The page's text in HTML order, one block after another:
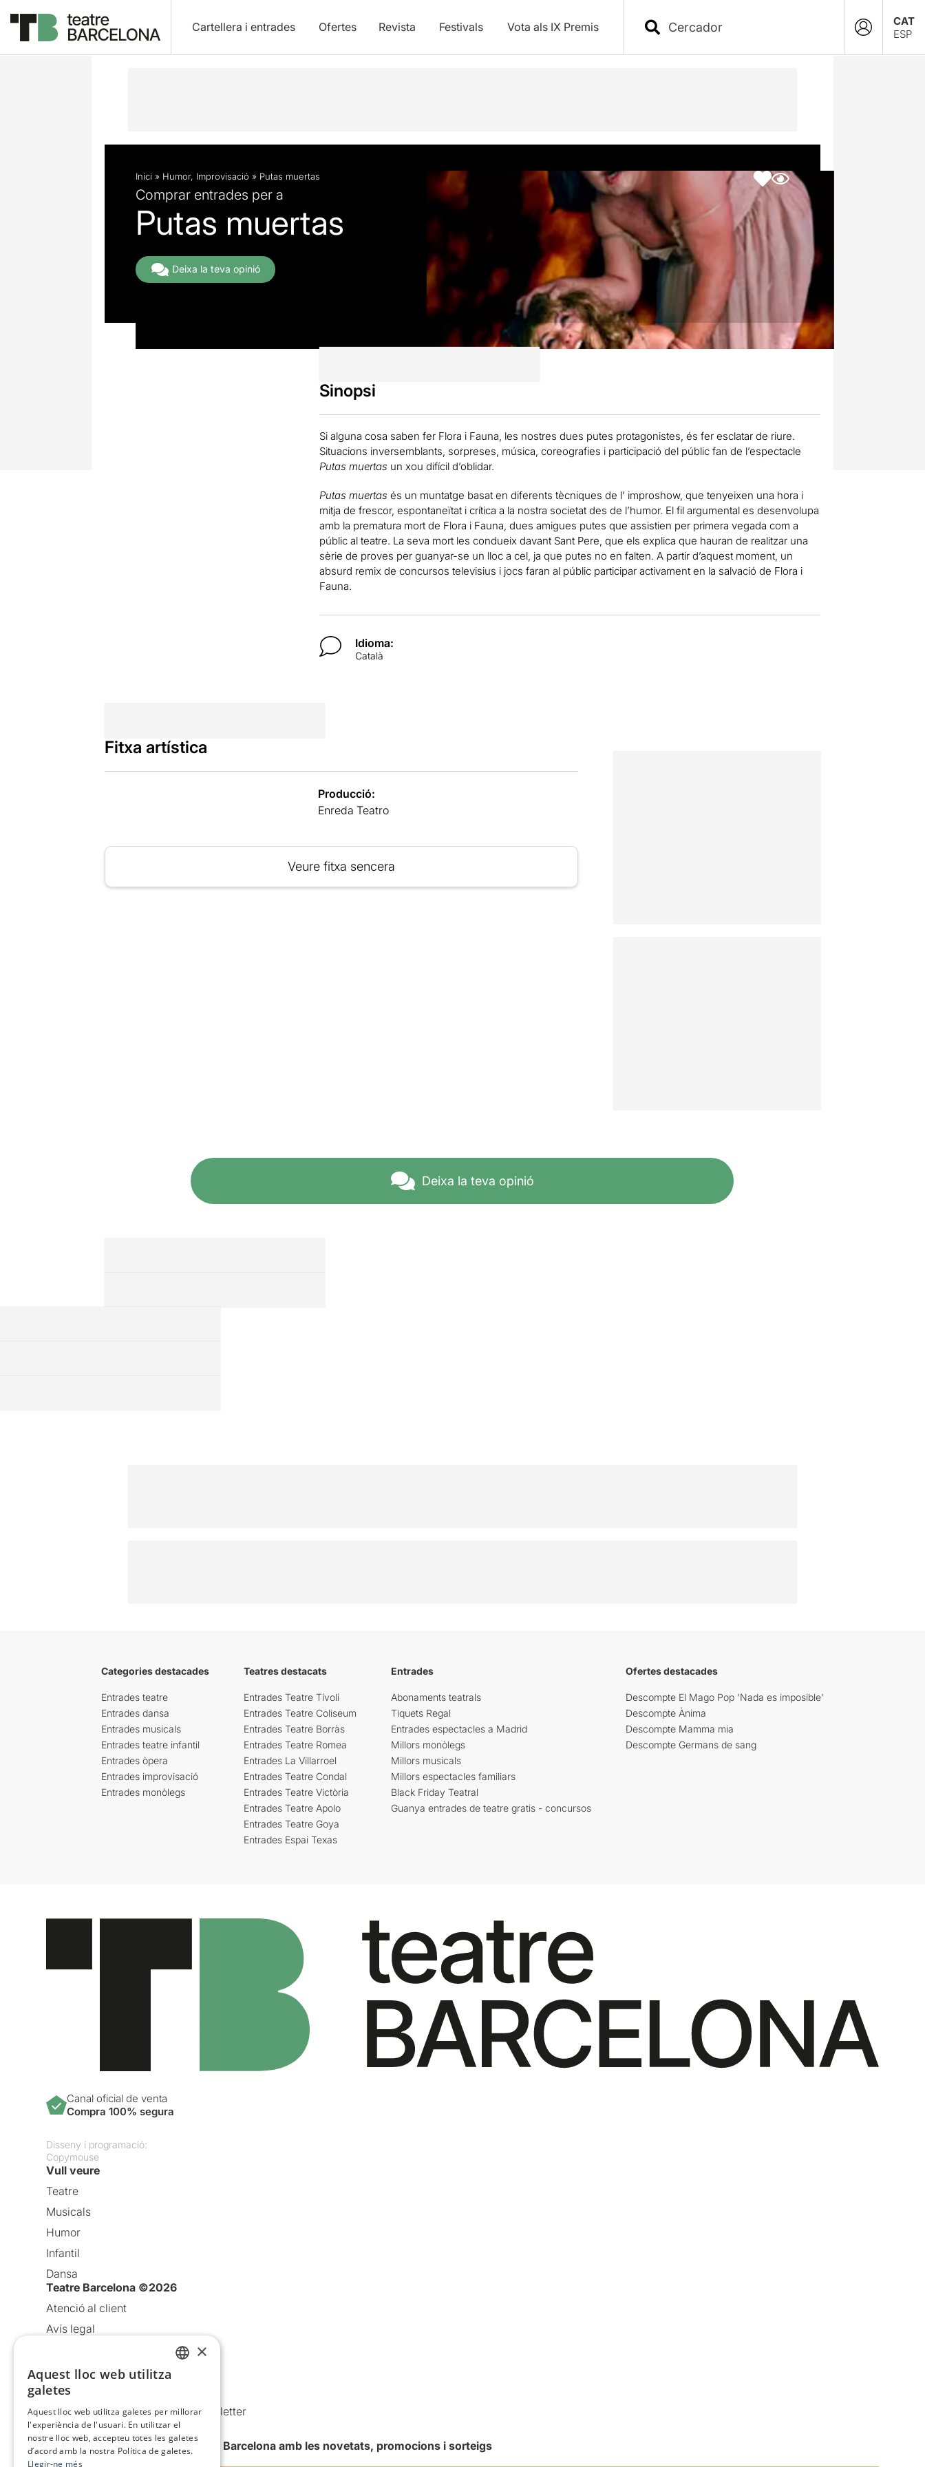
Cartellera i entrades Ofertes Revista Festivals Vota als IX Premis
CAT
ESP
Descripció Fitxa artística
Inici » Humor, Improvisació » Putas muertas
Comprar entrades per a
Putas muertas
Deixa la teva opinió
Sinopsi
Si alguna cosa saben fer Flora i Fauna, les nostres dues putes protagonistes, és fer esclatar de riure.
Situacions inversemblants, sorpreses, música, coreografies i participació del públic fan de l’espectacle
Putas muertas un xou difícil d’oblidar.
Putas muertas és un muntatge basat en diferents tècniques de l’ improshow, que tenyeixen una hora i
mitja de frescor, espontaneïtat i crítica a la nostra societat des de l’humor. El fil argumental es desenvolupa
amb la prematura mort de Flora i Fauna, dues amigues putes que assistien per primera vegada com a
públic al teatre. La seva mort les condueix davant Sant Pere, que els explica que hauran de realitzar una
sèrie de proves per guanyar-se un lloc a cel, ja que putes no en falten. A partir d’aquest moment, un
absurd remix de concursos televisius i jocs faran al públic participar activament en la salvació de Flora i
Fauna.
Idioma:
Català
Fitxa artística
Producció:
Enreda Teatro
Veure fitxa sencera
Deixa la teva opinió
Categories destacades
Entrades teatre
Entrades dansa
Entrades musicals
Entrades teatre infantil
Entrades òpera
Entrades improvisació
Entrades monòlegs
Teatres destacats
Entrades Teatre Tívoli
Entrades Teatre Coliseum
Entrades Teatre Borràs
Entrades Teatre Romea
Entrades La Villarroel
Entrades Teatre Condal
Entrades Teatre Victòria
Entrades Teatre Apolo
Entrades Teatre Goya
Entrades Espai Texas
Entrades
Abonaments teatrals
Tiquets Regal
Entrades espectacles a Madrid
Millors monòlegs
Millors musicals
Millors espectacles familiars
Black Friday Teatral
Guanya entrades de teatre gratis - concursos
Ofertes destacades
Descompte El Mago Pop 'Nada es imposible'
Descompte Ànima
Descompte Mamma mia
Descompte Germans de sang
Canal oficial de venta
Compra 100% segura
Disseny i programació:
Copymouse
Vull veure
Teatre
Musicals
Humor
Infantil
Dansa
Teatre Barcelona ©2026
Atenció al client
Avís legal
Política de cookies
Condicions d’ús
Comunicacions comercials i Newsletter
Anuncia’t
Vull rebre la newsletter de Teatre Barcelona amb les novetats, promocions i sorteigs
×
Aquest lloc web utilitza
galetes
Aquest lloc web utilitza galetes per millorar
l'experiència de l'usuari. En utilitzar el
nostre lloc web, accepteu totes les galetes
d’acord amb la nostra Política de galetes.
Llegir-ne més